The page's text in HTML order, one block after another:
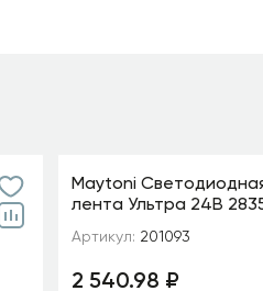
Maytoni
лента Ультра 24В
Артикул: 201093
2 540.98 ₽